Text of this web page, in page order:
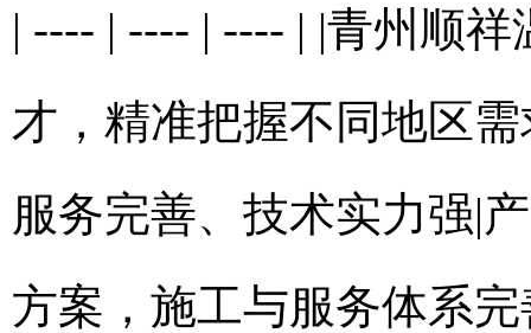
| ---- | ---- | ---- | |青州顺
才，精准把握不同地区
服务完善、技术实力强|
方案，施工与服务体系